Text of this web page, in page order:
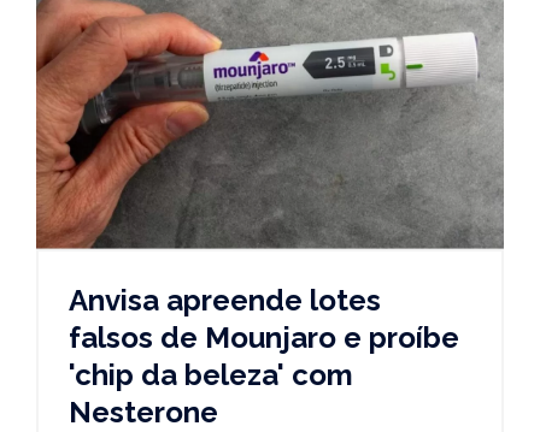
Anvisa apreende lotes
falsos de Mounjaro e proíbe
'chip da beleza' com
Nesterone